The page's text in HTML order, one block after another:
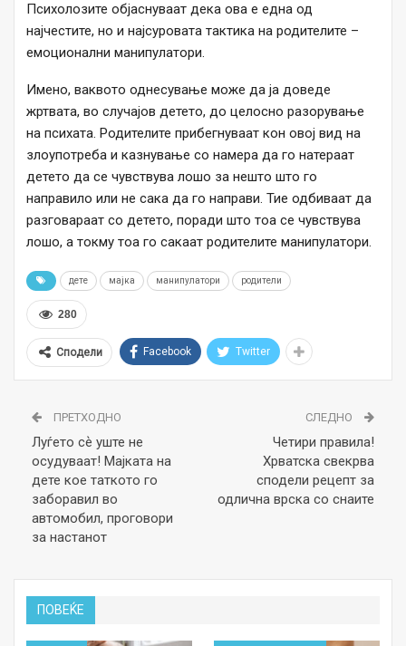
Психолозите објаснуваат дека ова е една од
најчестите, но и најсуровата тактика на родителите –
емоционални манипулатори.
Имено, ваквото однесување може да ја доведе
жртвата, во случајов детето, до целосно разорување
на психата. Родителите прибегнуваат кон овој вид на
злоупотреба и казнување со намера да го натераат
детето да се чувствува лошо за нешто што го
направило или не сака да го направи. Тие одбиваат да
разговараат со детето, поради што тоа се чувствува
лошо, а токму тоа го сакаат родителите манипулатори.
дете мајка манипулатори родители
280
Сподели Facebook Twitter
ПРЕТХОДНО
Луѓето сѐ уште не
осудуваат! Maјката на
дете кое таткото го
заборавил во
автомобил, проговори
за настанот
СЛЕДНО
Четири правила!
Хрватска свекрва
сподели рецепт за
одлична врска со снаите
ПОВЕЌЕ